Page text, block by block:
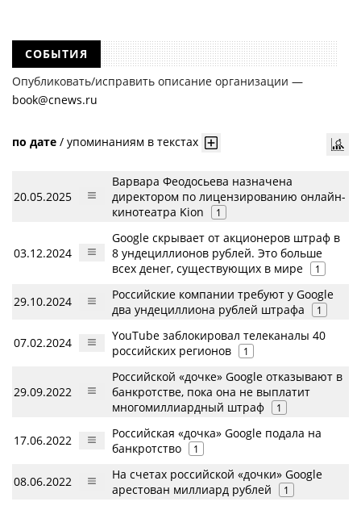
в одном таком деле может быть несколько десятков, а размеры сумм
требований одних могут быть больше или меньше размеров
СОБЫТИЯ
Опубликовать/исправить описание организации —
book@cnews.ru
по дате / упоминаниям в текстах
20.05.2025
Варвара Феодосьева назначена
директором по лицензированию онлайн-
кинотеатра Kion
1
03.12.2024
Google скрывает от акционеров штраф в
8 ундециллионов рублей. Это больше
всех денег, существующих в мире
1
29.10.2024
Российские компании требуют у Google
два ундециллиона рублей штрафа
1
07.02.2024
YouTube заблокировал телеканалы 40
российских регионов
1
29.09.2022
Российской «дочке» Google отказывают в
банкротстве, пока она не выплатит
многомиллиардный штраф
1
17.06.2022
Российская «дочка» Google подала на
банкротство
1
08.06.2022
На счетах российской «дочки» Google
арестован миллиард рублей
1